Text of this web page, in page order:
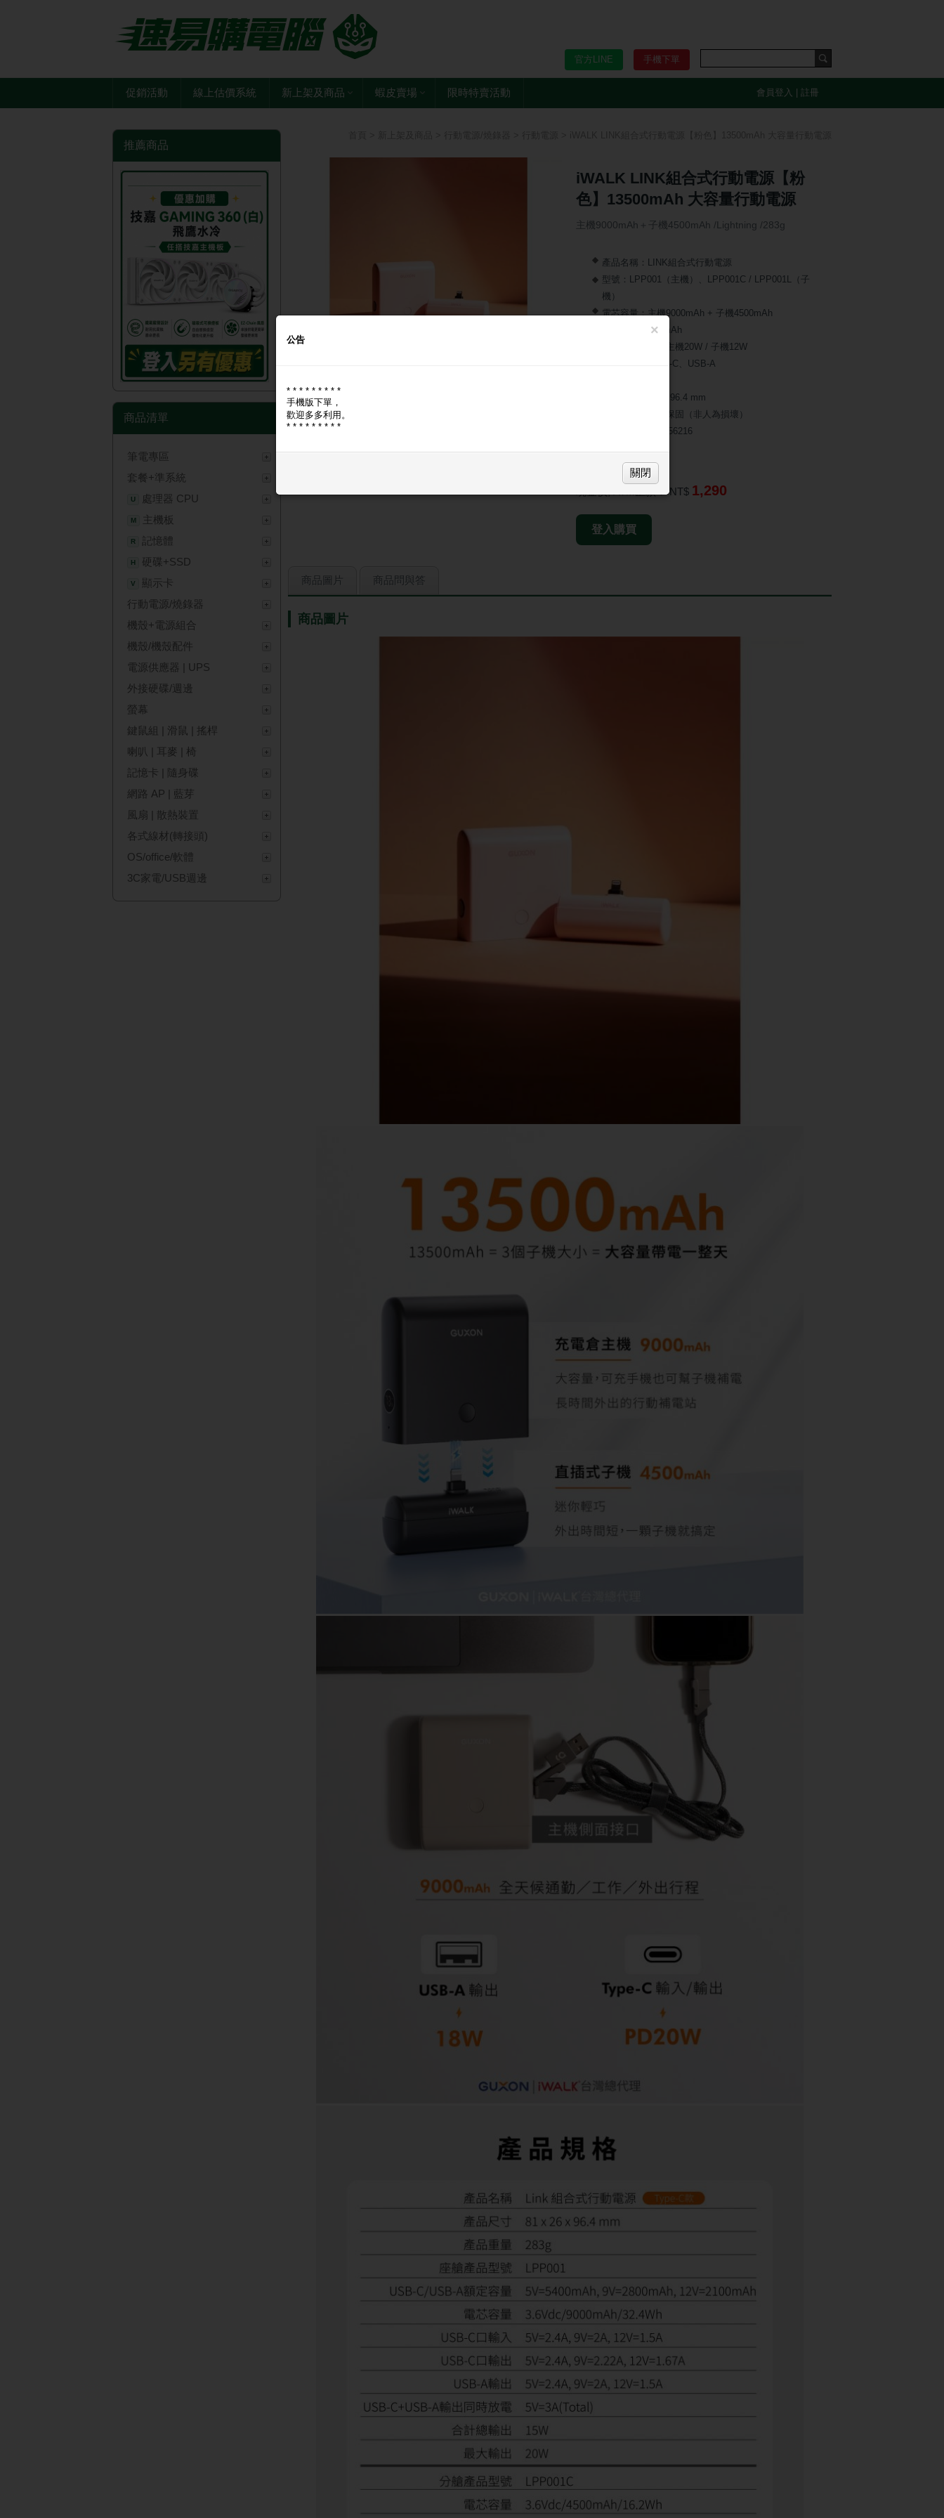
手機下單
官方LINE
促銷活動 線上估價系統 新上架及商品 蝦皮賣場 限時特賣活動 會員登入 註冊
推薦商品
商品清單
筆電專區
套餐+準系統
U 處理器 CPU
M 主機板
R 記憶體
H 硬碟+SSD
V
顯示卡
行動電源/燒錄器
機殼+電源組合
機殼/機殼配件
電源供應器 | UPS
外接硬碟/週邊
螢幕
鍵鼠組 | 滑鼠 | 搖桿
喇叭 | 耳麥 | 椅
記憶卡 | 隨身碟
網路 AP | 藍芽
風扇 | 散熱裝置
各式線材(轉接頭)
OS/office/軟體
3C家電/USB週邊
iWALK LINK組合式行動電源【粉
色】13500mAh 大容量行動電源
主機9000mAh＋子機4500mAh /Lightning /283g
產品名稱：LINK組合式行動電源
型號：LPP001（主機）、LPP001C / LPP001L（子
機）
電芯容量：主機9000mAh + 子機4500mAh
總容量：13500mAh
最大輸出功率：主機20W / 子機12W
輸入/輸出：USB-C、USB-A
尺寸：81 x 26 x 96.4 mm
保固：一年原廠保固（非人為損壞）
BSMI認證碼：R56216
現金價, ATM匯款：NT$ 1,290
登入購買
商品圖片 商品問與答
商品圖片
×
公告
* * * * * * * * *
手機版下單，
歡迎多多利用。
* * * * * * * * *
關閉